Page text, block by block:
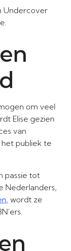
Undercover
om veel
Elise gezien
van
publiek te
passie tot
Nederlanders,
, wordt ze